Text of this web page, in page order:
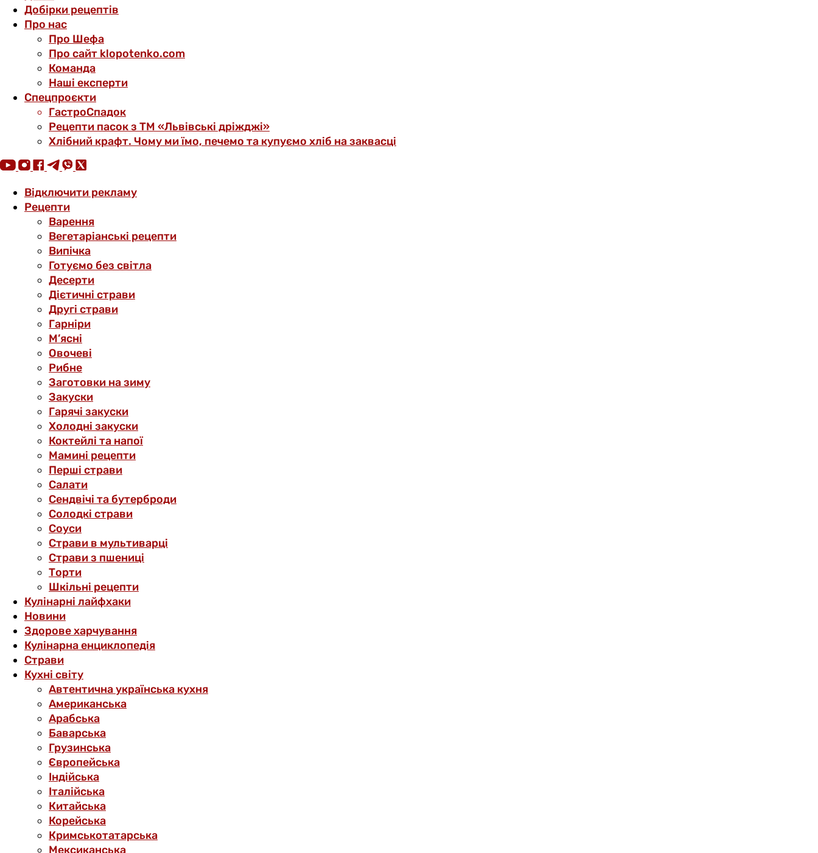
Добірки рецептів
Про нас
Про Шефа
Про сайт klopotenko.com
Команда
Наші експерти
Спецпроєкти
ГастроСпадок
Рецепти пасок з ТМ «Львівські дріжджі»
Хлібний крафт. Чому ми їмо, печемо та купуємо хліб на заквасці
Відключити рекламу
Рецепти
Варення
Вегетаріанські рецепти
Випічка
Готуємо без світла
Десерти
Дієтичні страви
Другі страви
Гарніри
М’ясні
Овочеві
Рибне
Заготовки на зиму
Закуски
Гарячі закуски
Холодні закуски
Коктейлі та напої
Мамині рецепти
Перші страви
Салати
Сендвічі та бутерброди
Солодкі страви
Соуси
Страви в мультиварці
Страви з пшениці
Торти
Шкільні рецепти
Кулінарні лайфхаки
Новини
Здорове харчування
Кулінарна енциклопедія
Страви
Кухні світу
Автентична українська кухня
Американська
Арабська
Баварська
Грузинська
Європейська
Індійська
Італійська
Китайська
Корейська
Кримськотатарська
Мексиканська